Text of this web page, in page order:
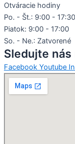
Otváracie hodiny
Po. - Št.: 9:00 - 17:30
Piatok: 9:00 - 17:00
So. - Ne.: Zatvorené
Sledujte
Facebook Youtube